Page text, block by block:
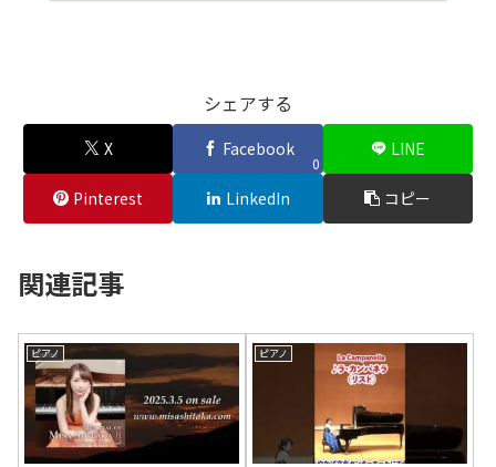
シェアする
X Facebook
0
LINE
Pinterest LinkedIn コピー
関連記事
ピアノ ピアノ